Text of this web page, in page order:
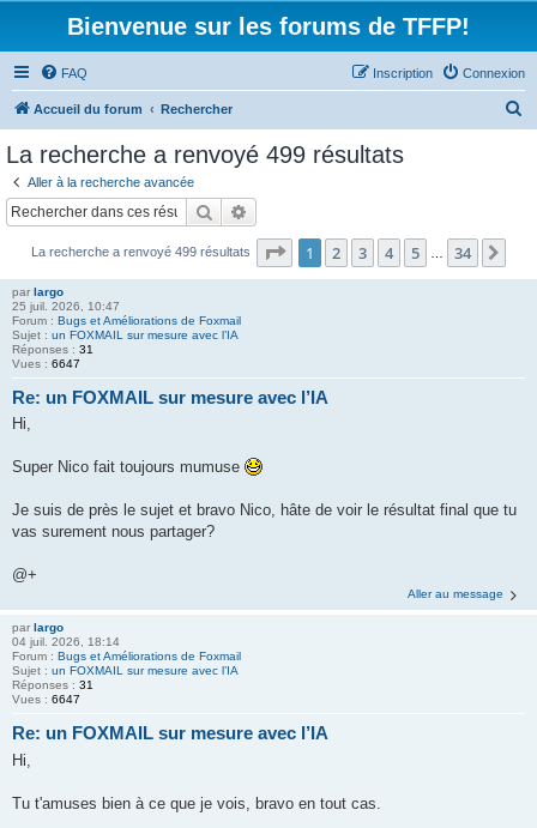
Bienvenue sur les forums de TFFP!
FAQ Connexion
Inscription
Accueil du forum Rechercher
c
La recherche a renvoyé 499 résultats
Aller à la recherche avancée
Rechercher
La recherche a renvoyé 499 résultats Page 1sur34
1 2 3 4 5 34
par largo
25 juil. 2026, 10:47
Forum : Bugs et Améliorations de Foxmail
Sujet : un FOXMAIL sur mesure avec l’IA
Réponses : 31
Vues : 6647
Re: un FOXMAIL sur mesure avec l’IA
Hi,
Super Nico fait toujours mumuse
Je suis de près le sujet et bravo Nico, hâte de voir le résultat final que tu
vas surement nous partager?
@+
Aller au message
par largo
04 juil. 2026, 18:14
Forum : Bugs et Améliorations de Foxmail
Sujet : un FOXMAIL sur mesure avec l’IA
Réponses : 31
Vues : 6647
Re: un FOXMAIL sur mesure avec l’IA
Hi,
Tu t'amuses bien à ce que je vois, bravo en tout cas.